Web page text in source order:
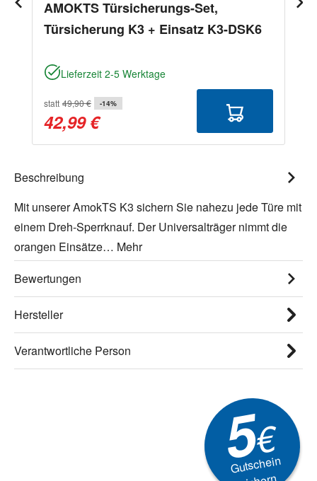
AMOKTS Türsicherungs-Set,
Türsicherung K3 + Einsatz K3-DSK6
Lieferzeit 2-5 Werktage
statt 49,90 € -14%
42,99 €
Beschreibung
Mit unserer AmokTS K3 sichern Sie nahezu jede Türe mit
einem Dreh-Sperrknauf. Der Universalträger nimmt die
orangen Einsätze… Mehr
Bewertungen
Hersteller
Verantwortliche Person
5€
Gutschein